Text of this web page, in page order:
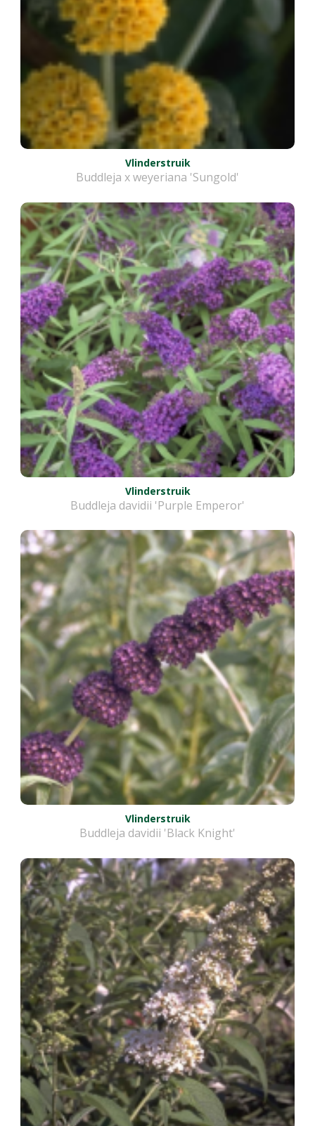
Vlinderstruik
Buddleja x weyeriana 'Sungold'
Vlinderstruik
Buddleja davidii 'Purple Emperor'
Vlinderstruik
Buddleja davidii 'Black Knight'